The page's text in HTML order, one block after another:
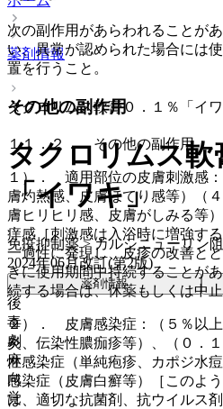
次の副作用があらわれることが
い、異常が認められた場合には
置を行うこと。
その他の副作用
１１．２． その他の副作用
１）． 適用部位の皮膚刺激感
膚灼熱感、皮膚ほてり感等）（
膚ヒリヒリ感、皮膚がしみる等
痒感［刺激感は入浴時に増強す
一過性に発現し、皮疹の改善と
きに使用期間中持続することが
続する場合は、休薬もしくは中
２）． 皮膚感染症：（５％以
炎、伝染性膿痂疹等）、（０．
性感染症（単純疱疹、カポジ水
感染症（皮膚白癬等）［このよ
は、適切な抗菌剤、抗ウイルス
薬剤情報
タクロリムス軟膏０．１％「イワ
タクロリムス軟
「イワキ」
免疫抑制薬 > カルシニューリン
2024年06月改訂(第2版)
薬剤情報
後
毒
劇
麻
向
覚